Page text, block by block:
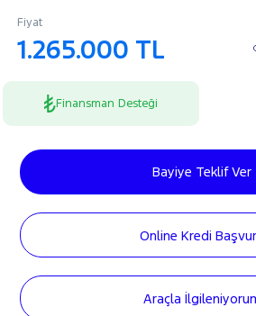
Fiyat
1.265.000 TL
Finansman Desteği
Bayiye Teklif Ver
Online Kredi
Araçla